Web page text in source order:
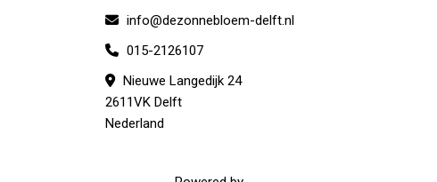
info@dezonnebloem-delft.nl
015-2126107
Nieuwe Langedijk 24
2611VK Delft
Nederland